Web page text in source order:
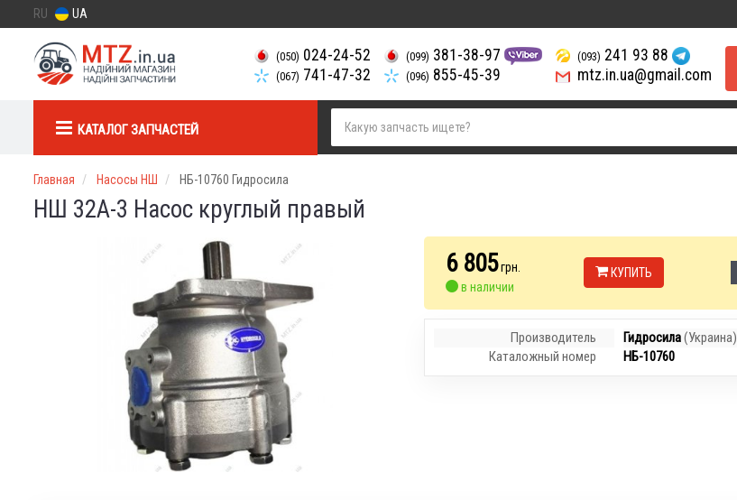
RU UA
(050) 024-24-52
(067) 741-47-32
(099) 381-38-97
(096) 855-45-39
(093) 241 93 88
mtz.in.ua@gmail.com
КАТАЛОГ ЗАПЧАСТЕЙ
Главная Насосы НШ НБ-10760 Гидросила
НШ 32А-3 Насос круглый правый
6 805грн.
в наличии
КУПИТЬ
Производитель Гидросила(Украина)
Каталожный номер
НБ-10760